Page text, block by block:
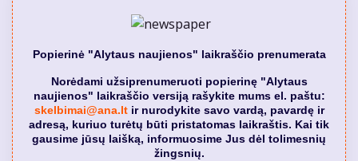
Popierinė "Alytaus naujienos" laikraščio prenumerata
Norėdami užsiprenumeruoti popierinę "Alytaus
naujienos" laikraščio versiją rašykite mums el. paštu:
skelbimai@ana.ltir nurodykite savo vardą, pavardę ir
adresą, kuriuo turėtų būti pristatomas laikraštis. Kai tik
gausime jūsų laišką, informuosime Jus dėl tolimesnių
žingsnių.